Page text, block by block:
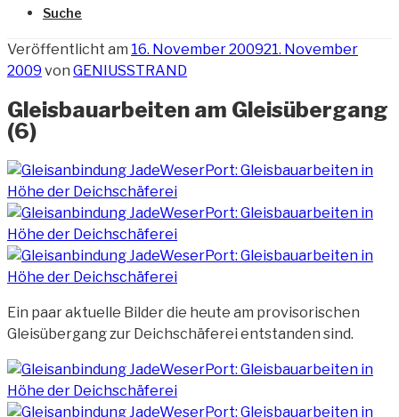
Suche
Veröffentlicht am 16. November 200921. November
2009 von GENIUSSTRAND
Gleisbauarbeiten am Gleisübergang
(6)
Ein paar aktuelle Bilder die heute am provisorischen
Gleisübergangzur Deichschäferei entstanden sind.